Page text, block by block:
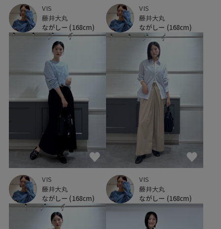
VIS
藤井大丸
ながしー (168cm)
VIS
藤井大丸
ながしー (168cm)
VIS
藤井大丸
ながしー (168cm)
VIS
藤井大丸
ながしー (168cm)